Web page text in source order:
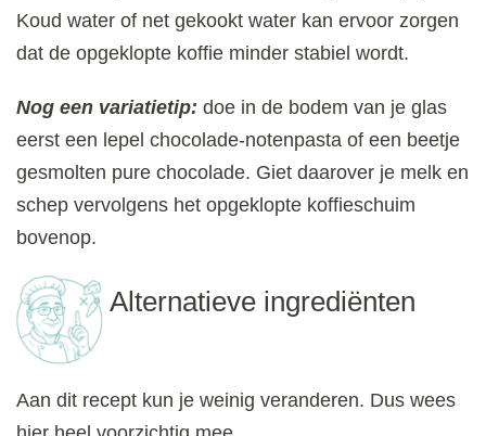
Koud water of net gekookt water kan ervoor zorgen
dat de opgeklopte koffie minder stabiel wordt.
Nog een variatietip: doe in de bodem van je glas
eerst een lepel chocolade-notenpasta of een beetje
gesmolten pure chocolade. Giet daarover je melk en
schep vervolgens het opgeklopte koffieschuim
bovenop.
Alternatieve ingrediënten
Aan dit recept kun je weinig veranderen. Dus wees